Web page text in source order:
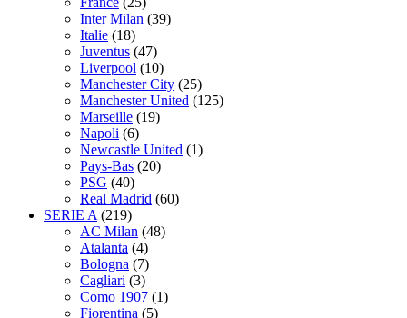
Inter Milan (39)
Italie (18)
Juventus (47)
Liverpool (10)
Manchester City (25)
Manchester United (125)
Marseille (19)
Napoli (6)
Newcastle United (1)
Pays-Bas (20)
PSG (40)
Real Madrid (60)
SERIE A (219)
AC Milan (48)
Atalanta (4)
Bologna (7)
Cagliari (3)
Como 1907 (1)
Fiorentina (5)